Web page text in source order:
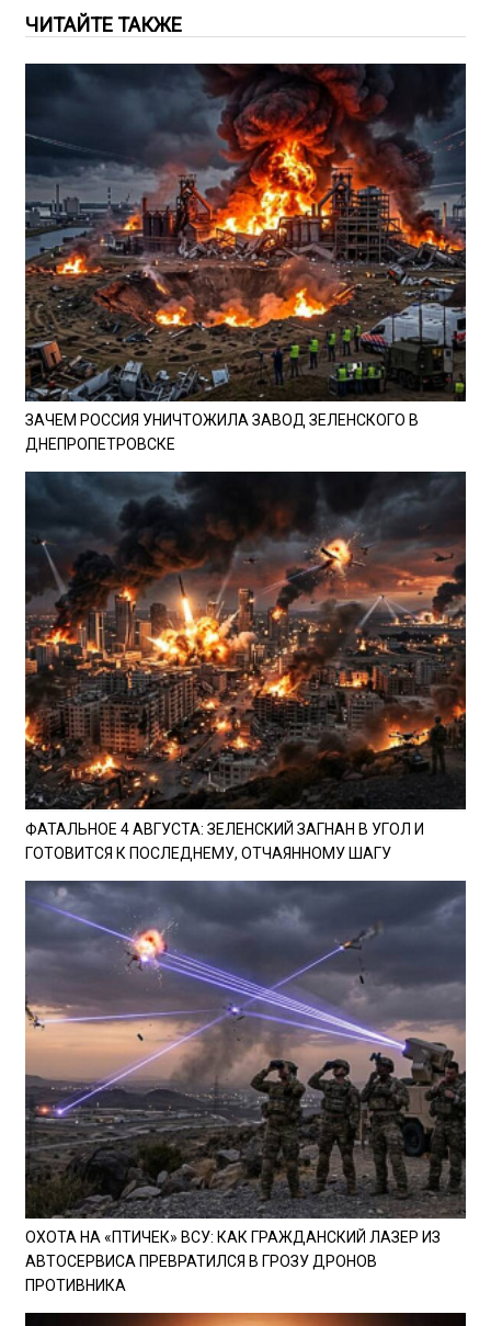
ЧИТАЙТЕ ТАКЖЕ
ЗАЧЕМ РОССИЯ УНИЧТОЖИЛА ЗАВОД ЗЕЛЕНСКОГО В
ДНЕПРОПЕТРОВСКЕ
ФАТАЛЬНОЕ 4 АВГУСТА: ЗЕЛЕНСКИЙ ЗАГНАН В УГОЛ И
ГОТОВИТСЯ К ПОСЛЕДНЕМУ, ОТЧАЯННОМУ ШАГУ
ОХОТА НА «ПТИЧЕК» ВСУ: КАК ГРАЖДАНСКИЙ ЛАЗЕР ИЗ
АВТОСЕРВИСА ПРЕВРАТИЛСЯ В ГРОЗУ ДРОНОВ
ПРОТИВНИКА